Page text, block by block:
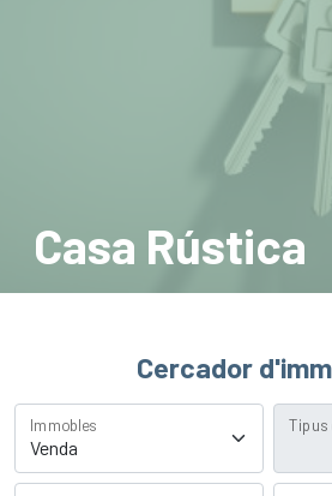
Casa Rústica
Cercador
Immobles Tipus